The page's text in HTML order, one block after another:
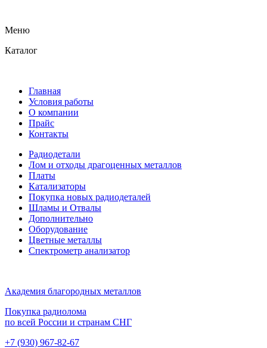
Меню
Каталог
Главная
Условия работы
О компании
Прайс
Контакты
Радиодетали
Лом и отходы драгоценных металлов
Платы
Катализаторы
Покупка новых радиодеталей
Шламы и Отвалы
Дополнительно
Оборудование
Цветные металлы
Спектрометр анализатор
Академия благородных металлов
Покупка радиолома
по всей России и странам СНГ
+7 (930) 967-82-67